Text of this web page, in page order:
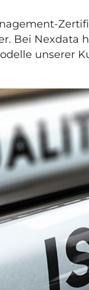
Bei Nexdata
unserer